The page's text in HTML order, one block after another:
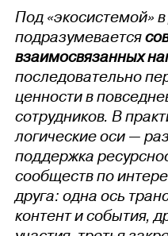
Под «экосистемой»
подразумевается
взаимосвязанных
последовательно
ценности в
сотрудников. В
логические оси —
поддержка
сообществ по
друга: одна ось
контент и события,